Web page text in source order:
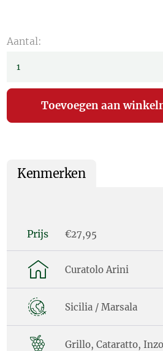
Aantal:
Kenmerken
Prijs €27,95
Curatolo Arini
Sicilia / Marsala
Grillo, Cataratto,